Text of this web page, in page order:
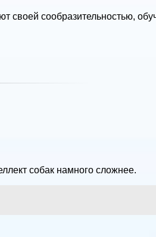
сообразительностью,
собак намного сложнее.